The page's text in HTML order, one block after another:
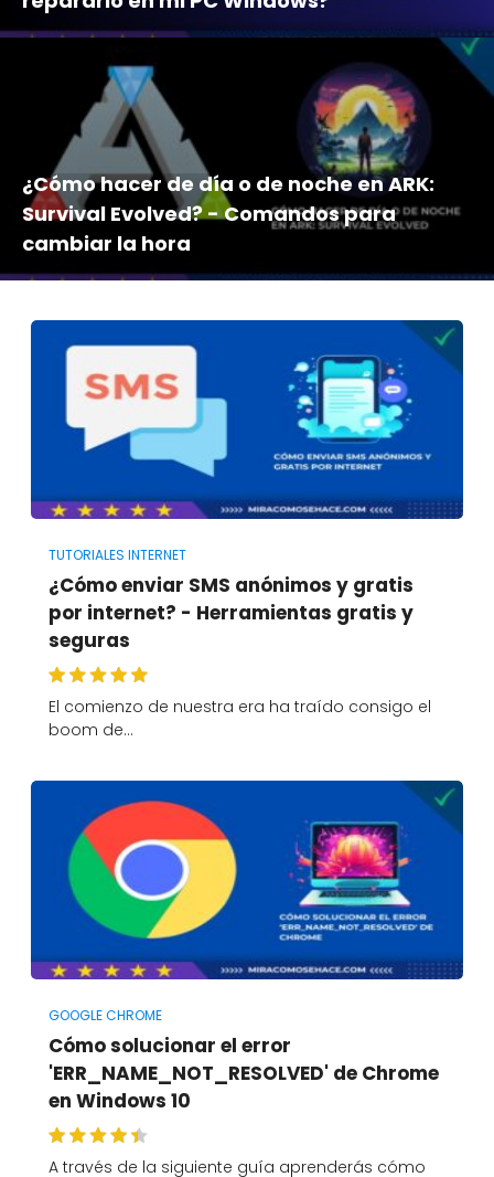
¿Cómo hacer de día o de noche en ARK:
Survival Evolved? - Comandos para
cambiar la hora
TUTORIALES INTERNET
¿Cómo enviar SMS anónimos y gratis
por internet? - Herramientas gratis y
seguras
El comienzo de nuestra era ha traído consigo el
boom de…
GOOGLE CHROME
Cómo solucionar el error
'ERR_NAME_NOT_RESOLVED' de Chrome
en Windows 10
A través de la siguiente guía aprenderás cómo